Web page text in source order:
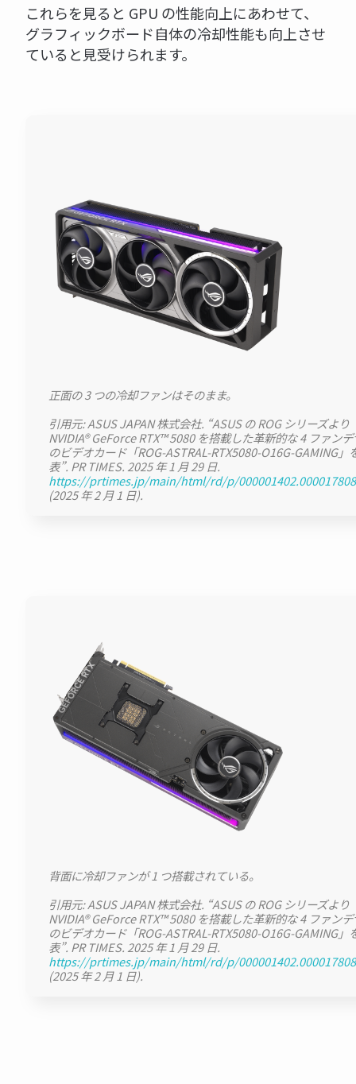
これらを見ると GPU の性能向上にあわせて、
グラフィックボード自体の冷却性能も向上させ
ていると見受けられます。
正面の 3 つの冷却ファンはそのまま。
引用元: ASUS JAPAN 株式会社. “ASUS の ROG シリーズより
NVIDIA® GeForce RTX™ 5080 を搭載した革新的な 4 ファン
のビデオカード「ROG-ASTRAL-RTX5080-O16G-GAMING」
表”. PR TIMES. 2025 年 1 月 29 日.
https://prtimes.jp/main/html/rd/p/
(2025 年 2 月 1 日).
背面に冷却ファンが 1 つ搭載されている。
引用元: ASUS JAPAN 株式会社. “ASUS の ROG シリーズより
NVIDIA® GeForce RTX™ 5080 を搭載した革新的な 4 ファン
のビデオカード「ROG-ASTRAL-RTX5080-O16G-GAMING」
表”. PR TIMES. 2025 年 1 月 29 日.
https://prtimes.jp/main/html/rd/p/
(2025 年 2 月 1 日).